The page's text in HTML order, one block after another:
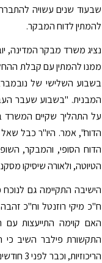
שבעוד שנים עשויה
להמתין לדוח המבקר.
נציג משרד מבקר המדינה,
ממנו להמתין עם קבלת
בשבוע השלישי של
המבנית. "בשבוע שעבר
על התהליך שקיים המשרד
הדוח", אמר. היו"ר כבל
הדוח הסופי, והמבקר,
הטיוטה, ולאורה שיסיקו
הישיבה התקיימה גם
ח"כ מיקי רוזנטל וח"כ
האם קוימה התייעצות
התקשורת פילבר השיב